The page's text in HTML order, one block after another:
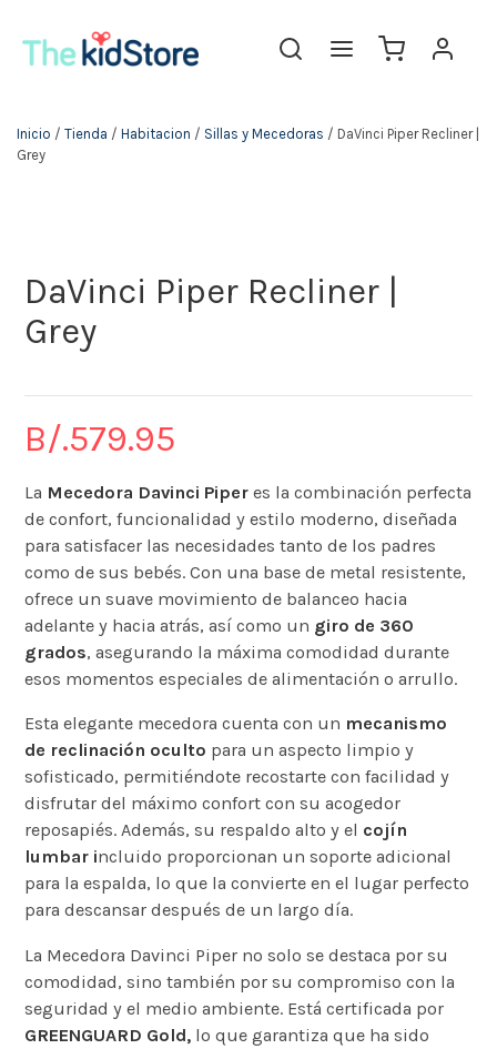
Inicio / Tienda / Habitacion / Sillas y Mecedoras / DaVinci Piper Recliner |
Grey
DaVinci Piper Recliner |
Grey
B/.579.95
La Mecedora Davinci Piper es la combinación perfecta
de confort, funcionalidad y estilo moderno, diseñada
para satisfacer las necesidades tanto de los padres
como de sus bebés. Con una base de metal resistente,
ofrece un suave movimiento de balanceo hacia
adelante y hacia atrás, así como un giro de 360
grados, asegurando la máxima comodidad durante
esos momentos especiales de alimentación o arrullo.
Esta elegante mecedora cuenta con un mecanismo
de reclinación oculto para un aspecto limpio y
sofisticado, permitiéndote recostarte con facilidad y
disfrutar del máximo confort con su acogedor
reposapiés. Además, su respaldo alto y el cojín
lumbar incluido proporcionan un soporte adicional
para la espalda, lo que la convierte en el lugar perfecto
para descansar después de un largo día.
La Mecedora Davinci Piper no solo se destaca por su
comodidad, sino también por su compromiso con la
seguridad y el medio ambiente. Está certificada por
GREENGUARD Gold, lo que garantiza que ha sido